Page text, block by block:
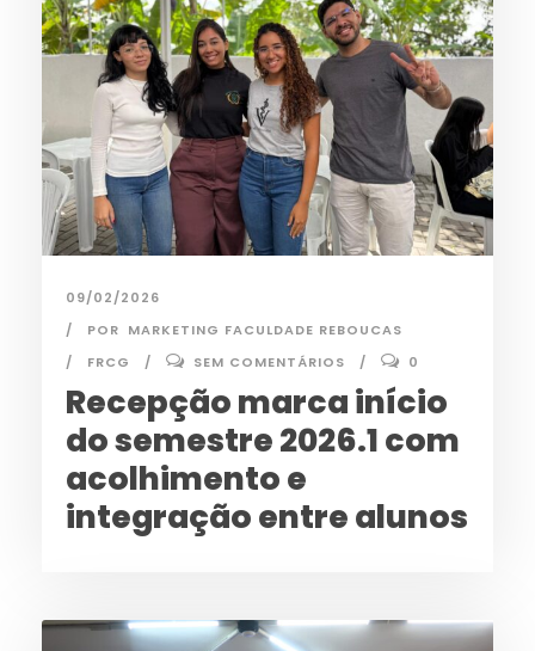
09/02/2026
POR MARKETING FACULDADE REBOUCAS
FRCG
SEM COMENTÁRIOS 0
Recepção marca início
do semestre 2026.1 com
acolhimento e
integração entre alunos